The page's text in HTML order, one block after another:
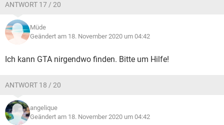
ANTWORT 17 / 20
Müde
Geändert am 18. November 2020 um 04:42
Ich kann GTA nirgendwo finden. Bitte um Hilfe!
ANTWORT 18 / 20
angelique
Geändert am 18. November 2020 um 04:42